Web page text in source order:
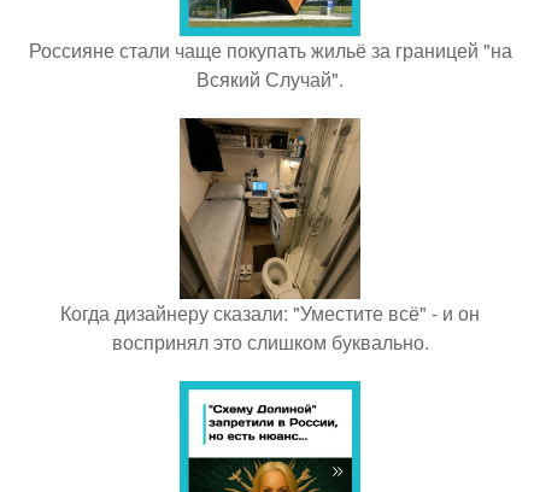
Россияне стали чаще покупать жильё за границей "на
Всякий Случай".
Когда дизайнеру сказали: "Уместите всё" - и он
воспринял это слишком буквально.